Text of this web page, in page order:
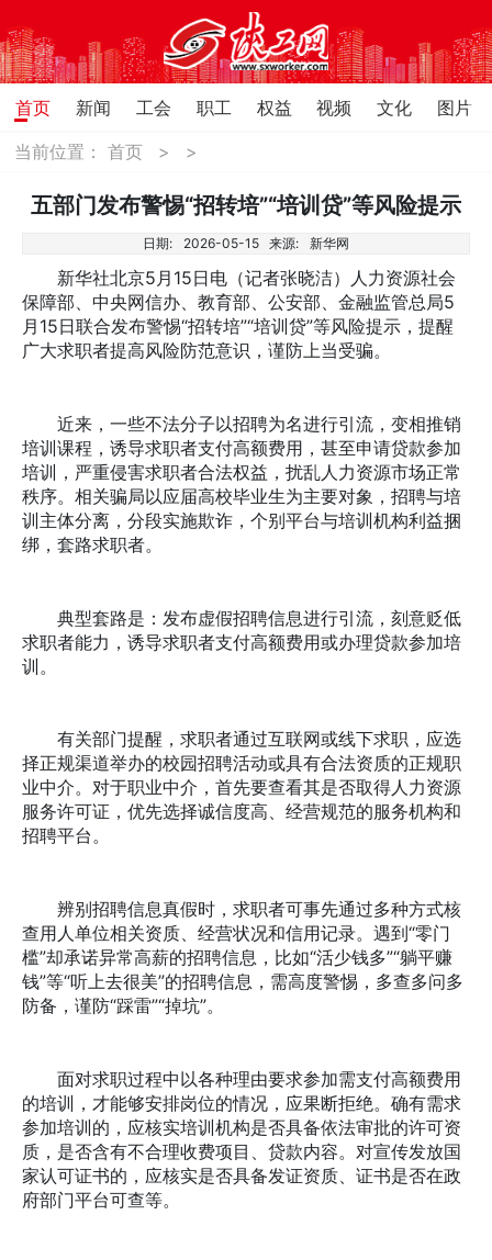
首页 新闻 工会 职工 权益 视频 文化
图片
当前位置：首页 > >
五部门发布警惕“招转培”“培训贷”等风险提示
日期: 2026-05-15 来源: 新华网
新华社北京5月15日电（记者张晓洁）人力资源社会
保障部、中央网信办、教育部、公安部、金融监管总局5
月15日联合发布警惕“招转培”“培训贷”等风险提示，提醒
广大求职者提高风险防范意识，谨防上当受骗。
近来，一些不法分子以招聘为名进行引流，变相推销
培训课程，诱导求职者支付高额费用，甚至申请贷款参加
培训，严重侵害求职者合法权益，扰乱人力资源市场正常
秩序。相关骗局以应届高校毕业生为主要对象，招聘与培
训主体分离，分段实施欺诈，个别平台与培训机构利益捆
绑，套路求职者。
典型套路是：发布虚假招聘信息进行引流，刻意贬低
求职者能力，诱导求职者支付高额费用或办理贷款参加培
训。
有关部门提醒，求职者通过互联网或线下求职，应选
择正规渠道举办的校园招聘活动或具有合法资质的正规职
业中介。对于职业中介，首先要查看其是否取得人力资源
服务许可证，优先选择诚信度高、经营规范的服务机构和
招聘平台。
辨别招聘信息真假时，求职者可事先通过多种方式核
查用人单位相关资质、经营状况和信用记录。遇到“零门
槛”却承诺异常高薪的招聘信息，比如“活少钱多”“躺平赚
钱”等“听上去很美”的招聘信息，需高度警惕，多查多问多
防备，谨防“踩雷”“掉坑”。
面对求职过程中以各种理由要求参加需支付高额费用
的培训，才能够安排岗位的情况，应果断拒绝。确有需求
参加培训的，应核实培训机构是否具备依法审批的许可资
质，是否含有不合理收费项目、贷款内容。对宣传发放国
家认可证书的，应核实是否具备发证资质、证书是否在政
府部门平台可查等。